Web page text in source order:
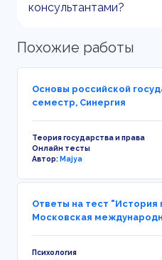
консультантами?
Похожие работы
Основы российской
семестр, Синергия
Теория государства и права
Онлайн тесты
Автор:Majya
Ответы на тест "История
Московская
Психология